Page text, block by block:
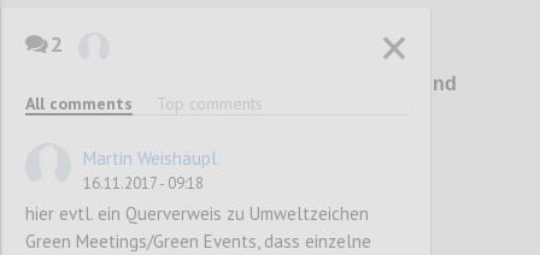
Umweltzeichen für Museen und
Ausstellungshäuser
2
All comments Top comments
Martin Weishäupl
16.11.2017 - 09:18
hier evtl. ein Querverweis zu Umweltzeichen
Green Meetings/Green Events, dass einzelne